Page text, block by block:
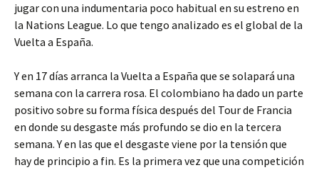
jugar con una indumentaria poco habitual en su estreno en
la Nations League. Lo que tengo analizado es el global de la
Vuelta a España.
Y en 17 días arranca la Vuelta a España que se solapará una
semana con la carrera rosa. El colombiano ha dado un parte
positivo sobre su forma física después del Tour de Francia
en donde su desgaste más profundo se dio en la tercera
semana. Y en las que el desgaste viene por la tensión que
hay de principio a fin. Es la primera vez que una competición